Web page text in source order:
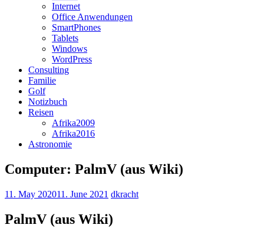
Internet
Office Anwendungen
SmartPhones
Tablets
Windows
WordPress
Consulting
Familie
Golf
Notizbuch
Reisen
Afrika2009
Afrika2016
Astronomie
Computer: PalmV (aus Wiki)
11. May 202011. June 2021 dkracht
PalmV (aus Wiki)